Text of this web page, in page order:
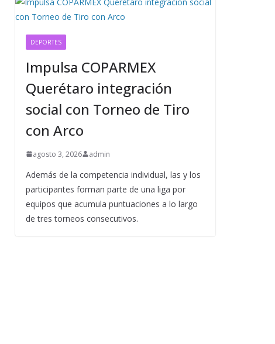
DEPORTES
Impulsa COPARMEX
Querétaro integración
social con Torneo de Tiro
con Arco
agosto 3, 2026 admin
Además de la competencia individual, las y los
participantes forman parte de una liga por
equipos que acumula puntuaciones a lo largo
de tres torneos consecutivos.